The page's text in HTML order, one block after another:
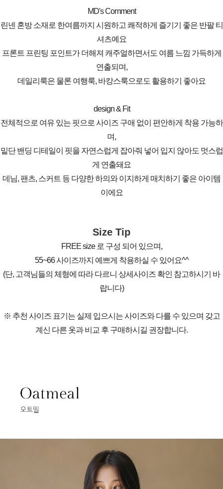
MD's Comment
린넨 혼방 소재로 한여름까지 시원하고 쾌적하게 즐기기 좋은 반팔 티
셔츠예요
프론트 프린팅 포인트가 더해져 캐주얼하면서도 여름 느낌 가득하게
연출되며,
데일리룩은 물론 여행룩, 바캉스룩으로도 활용하기 좋아요
design & Fit
전체적으로 여유 있는 핏으로 사이즈 구애 없이 편안하게 착용 가능하
며,
밑단 밴딩 디테일이 핏을 자연스럽게 잡아줘 넣어 입지 않아도 멋스럽
게 연출돼요
데님, 팬츠, 스커트 등 다양한 하의와 이지하게 매치하기 좋은 아이템
이에요
Size Tip
FREE size 로 구성 되어 있으며,
55~66 사이즈까지 예쁘게 착용하실 수 있어요^^
(단, 고객님들의 체형에 따라 다르니 상세사이즈 확인 참고하시기 바
랍니다)
※ 추천 사이즈 표기는 실제 입으시는 사이즈와 다를 수 있으며 갖고
계신 다른 옷과 비교 후 구매하시길 권장합니다.